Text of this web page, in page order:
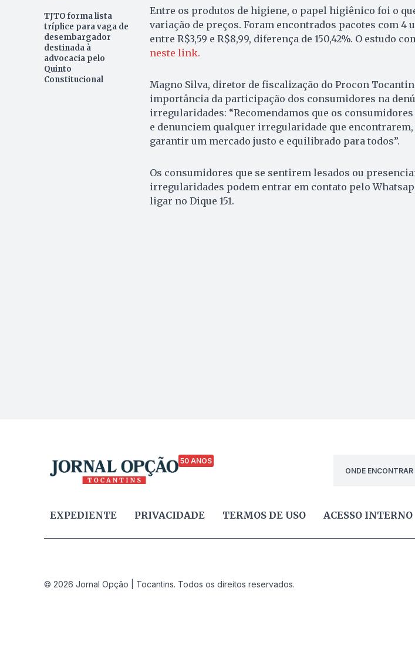
TJTO forma lista
tríplice para vaga de
desembargador
destinada à
advocacia pelo
Quinto
Constitucional
Entre os produtos de higiene, o papel higiênico foi o
variação de preços. Foram encontrados pacotes com 4
entre R$3,59 e R$8,99, diferença de 150,42%. O estudo
neste link.
Magno Silva, diretor de fiscalização do Procon
importância da participação dos consumidores na
irregularidades: “Recomendamos que os
e denunciem qualquer irregularidade que
garantir um mercado justo e equilibrado para todos”.
Os consumidores que se sentirem lesados ou
irregularidades podem entrar em contato pelo
ligar no Dique 151.
50 ANOS
ONDE
EXPEDIENTE PRIVACIDADE TERMOS DE USO ACESSO INTERNO
© 2026 Jornal Opção | Tocantins. Todos os direitos reservados.